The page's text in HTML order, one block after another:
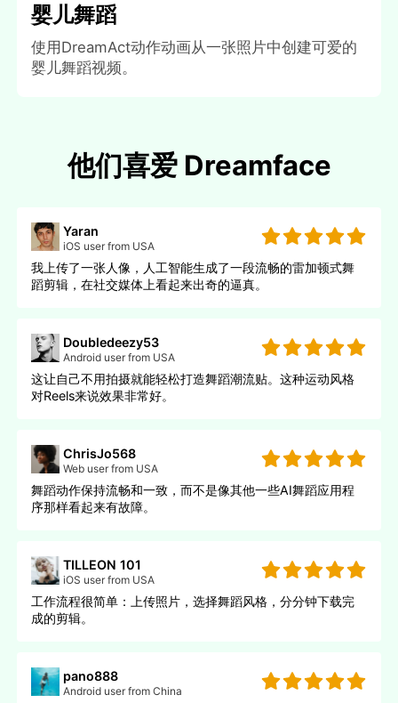
婴儿舞蹈
使用DreamAct动作动画从一张照片中创建可爱的
婴儿舞蹈视频。
他们喜爱 Dreamface
Yaran
iOS user from USA
我上传了一张人像，人工智能生成了一段流畅的雷加顿式舞
蹈剪辑，在社交媒体上看起来出奇的逼真。
Doubledeezy53
Android user from USA
这让自己不用拍摄就能轻松打造舞蹈潮流贴。这种运动风格
对Reels来说效果非常好。
ChrisJo568
Web user from USA
舞蹈动作保持流畅和一致，而不是像其他一些AI舞蹈应用程
序那样看起来有故障。
TILLEON 101
iOS user from USA
工作流程很简单：上传照片，选择舞蹈风格，分分钟下载完
成的剪辑。
pano888
Android user from China